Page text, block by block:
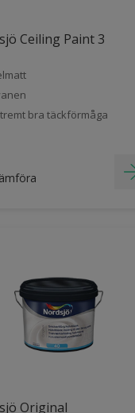
Ceiling Paint 3
bra täckförmåga
Original